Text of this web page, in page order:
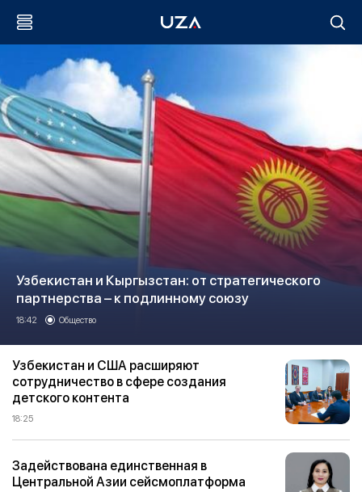
Узбекистан и Кыргызстан: от стратегического
партнерства – к подлинному союзу
18:42 Общество
Узбекистан и США расширяют
сотрудничество в сфере создания
детского контента
18:25
Задействована единственная в
Центральной Азии сейсмоплатформа